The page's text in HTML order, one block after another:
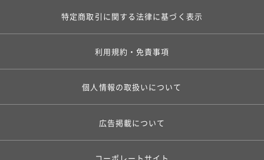
特定商取引に関する法律に基づく表示
利用規約・免責事項
個人情報の取扱いについて
広告掲載について